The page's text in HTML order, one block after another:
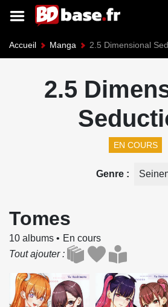
Accueil Manga 2.5 Dimensional
2.5
EN COURS
Genre
Tomes
10 albums
En cours
Tout ajouter